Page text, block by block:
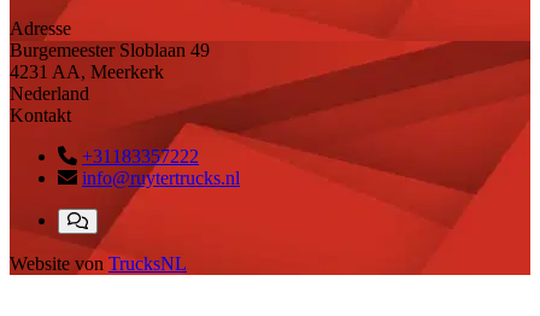
Adresse
Burgemeester Sloblaan 49
4231 AA, Meerkerk
Nederland
Kontakt
+31183357222
info@ruytertrucks.nl
Website von TrucksNL